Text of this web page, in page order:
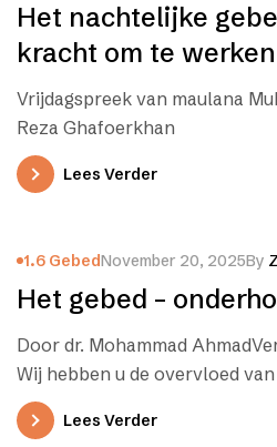
Het nachtelijke
kracht om te werken
Vrijdagspreek van maulana
Reza Ghafoerkhan
Lees Verder
1.6 GebedNovember 20, 2025By
Het gebed –
Door dr. Mohammad
Wij hebben u de overvloed
Lees Verder